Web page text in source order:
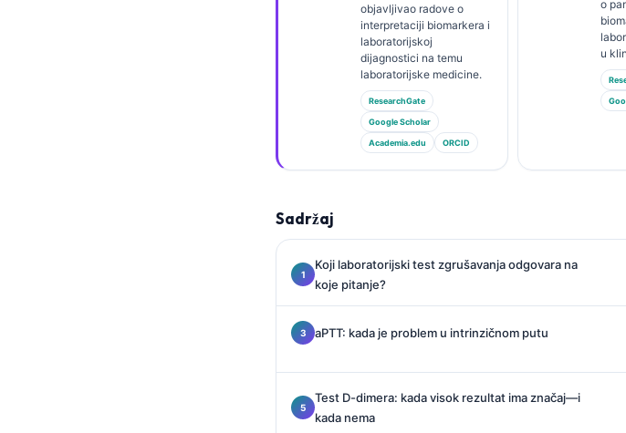
objavljivao radove o
interpretaciji biomarkera i
laboratorijskoj
dijagnostici na temu
laboratorijske medicine.
ResearchGate
Google Scholar
Academia.edu ORCID
o
u
Sadržaj
Koji laboratorijski test zgrušavanja odgovara na
koje pitanje?
aPTT: kada je problem u intrinzičnom putu
Test D-dimera: kada visok rezultat ima značaj—i
kada nema